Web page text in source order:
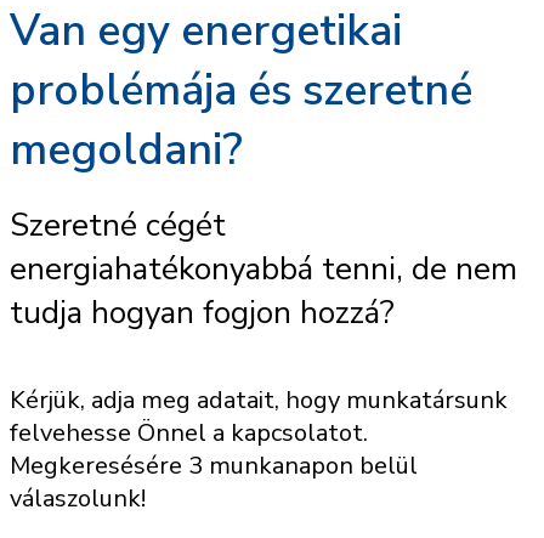
Van egy energetikai
problémája és szeretné
megoldani?
Szeretné cégét
energiahatékonyabbá tenni, de nem
tudja hogyan fogjon hozzá?
Kérjük, adja meg adatait, hogy munkatársunk
felvehesse Önnel a kapcsolatot.
Megkeresésére 3 munkanapon belül
válaszolunk!